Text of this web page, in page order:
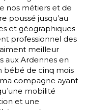
nos métiers et de
poussé jusqu’au
et géographiques
professionnel des
meilleur
aux Ardennes en
bébé de cinq mois
compagne ayant
mobilité
et une